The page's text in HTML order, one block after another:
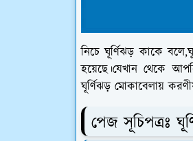
নিচে ঘূর্ণিঝড় কাকে
হয়েছে।যেখান থেকে
ঘূর্ণিঝড় মোকাবেলায়
পেজ সূচিপত্রঃ